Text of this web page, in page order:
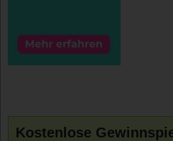
Kostenlose